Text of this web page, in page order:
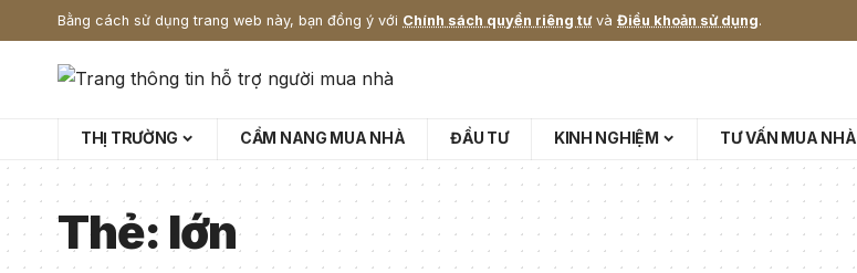
Bằng cách sử dụng trang web này, bạn đồng ý với Chính sách quyền riêng tưvà Điều khoản sử dụng.
THỊ TRƯỜNG CẨM NANG MUA NHÀ ĐẦU TƯ KINH NGHIỆM TƯ VẤN MUA NHÀ
Thẻ: lớn